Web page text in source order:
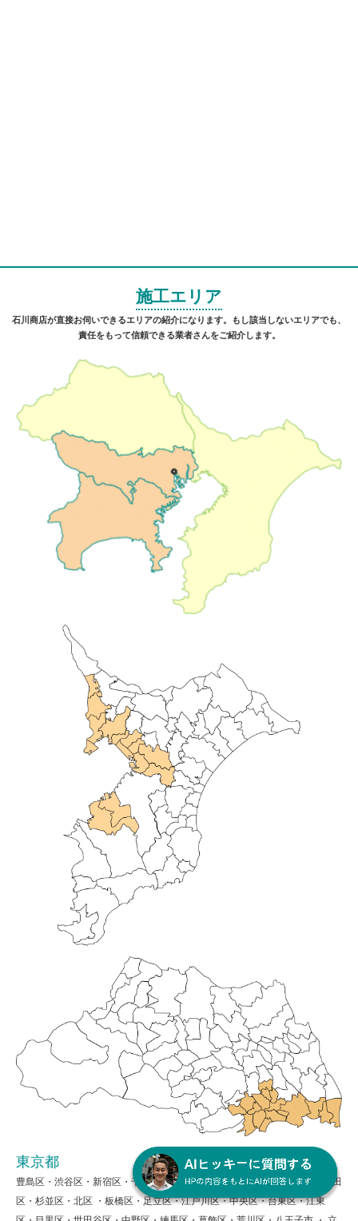
施工エリア
石川商店が直接お伺いできるエリアの紹介になります。もし該当しないエリアでも、
責任をもって信頼できる業者さんをご紹介します。
東京都
豊島区・渋谷区・新宿区・千代田区・港区・文京区・墨田区・品川区・大田
区・杉並区・北区 ・板橋区・足立区・江戸川区・中央区・台東区・江東